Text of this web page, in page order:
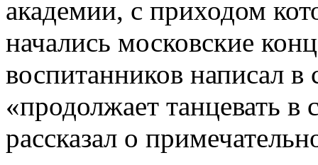
академии, с приходом
начались московские
воспитанников написал в
«продолжает танцевать в
рассказал о